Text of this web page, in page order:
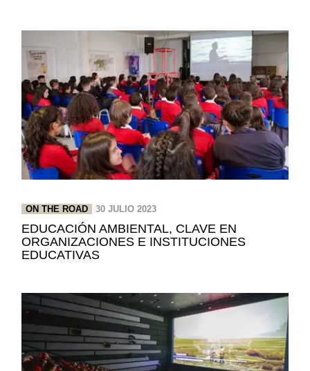
ON THE ROAD 30 JULIO 2023
EDUCACIÓN AMBIENTAL, CLAVE EN
ORGANIZACIONES E INSTITUCIONES
EDUCATIVAS